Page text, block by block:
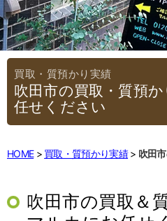
吹田市の買取・質預
任せください
HOME 買取・質預かり実績 吹田
吹田市の買取＆